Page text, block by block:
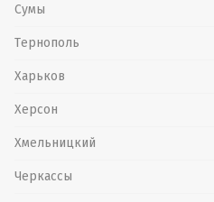
Сумы
Тернополь
Харьков
Херсон
Хмельницкий
Черкассы